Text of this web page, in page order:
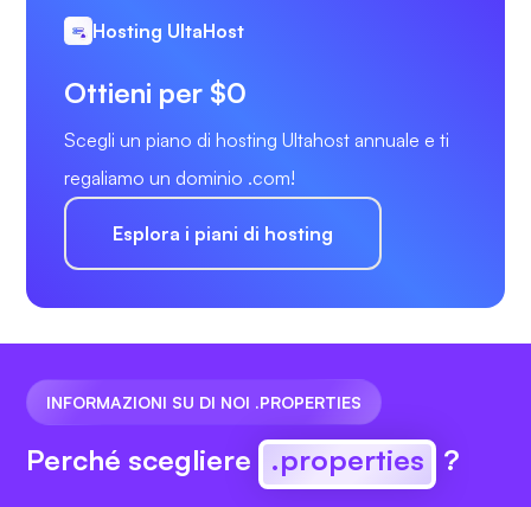
Hosting UltaHost
Ottieni per $0
Scegli un piano di hosting Ultahost annuale e ti
regaliamo un dominio .com!
Esplora i piani di hosting
INFORMAZIONI SU DI NOI .PROPERTIES
Perché scegliere .properties ?